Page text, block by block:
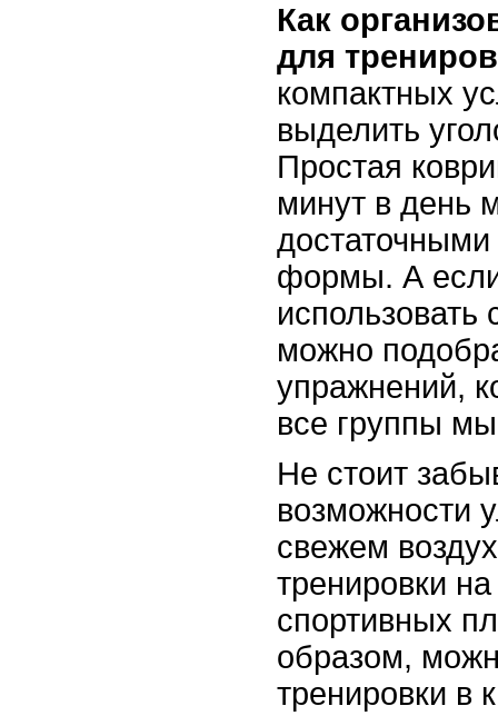
Как
для
компактных
выделить
Простая
минут в день
формы. А
использовать
можно
упражнений,
все группы
Не стоит
возможности
свежем
тренировки
спортивных
образом,
тренировки в